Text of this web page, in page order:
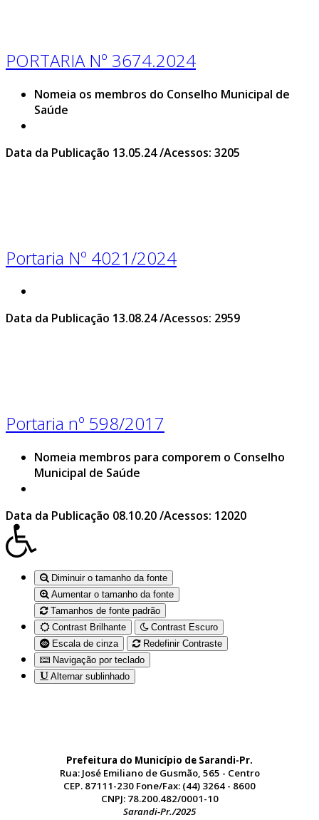
PORTARIA Nº 3674.2024
Nomeia os membros do Conselho Municipal de
Saúde
Data da Publicação 13.05.24 /Acessos: 3205
Portaria Nº 4021/2024
Data da Publicação 13.08.24 /Acessos: 2959
Portaria nº 598/2017
Nomeia membros para comporem o Conselho
Municipal de Saúde
Data da Publicação 08.10.20 /Acessos: 12020
Diminuir o tamanho da fonte
Aumentar o tamanho da fonte
Tamanhos de fonte padrão
Contrast Brilhante
Contrast Escuro
Escala de cinza
Redefinir Contraste
Navigação por teclado
Alternar sublinhado
Prefeitura do Município de Sarandi-Pr.
Rua: José Emiliano de Gusmão, 565 - Centro
CEP. 87111-230 Fone/Fax: (44) 3264 - 8600
CNPJ: 78.200.482/0001-10
Sarandi-Pr./2025